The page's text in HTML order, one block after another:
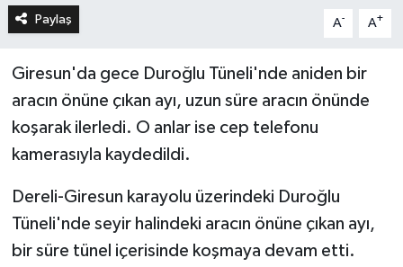
Paylaş A- A+
Giresun'da gece Duroğlu Tüneli'nde aniden bir
aracın önüne çıkan ayı, uzun süre aracın önünde
koşarak ilerledi. O anlar ise cep telefonu
kamerasıyla kaydedildi.
Dereli-Giresun karayolu üzerindeki Duroğlu
Tüneli'nde seyir halindeki aracın önüne çıkan ayı,
bir süre tünel içerisinde koşmaya devam etti.